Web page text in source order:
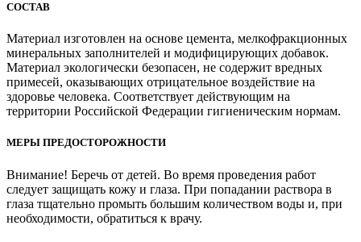
СОСТАВ
Материал изготовлен на основе цемента, мелкофракционных
минеральных заполнителей и модифицирующих добавок.
Материал экологически безопасен, не содержит вредных
примесей, оказывающих отрицательное воздействие на
здоровье человека. Соответствует действующим на
территории Российской Федерации гигиеническим нормам.
МЕРЫ ПРЕДОСТОРОЖНОСТИ
Внимание! Беречь от детей. Во время проведения работ
следует защищать кожу и глаза. При попадании раствора в
глаза тщательно промыть большим количеством воды и, при
необходимости, обратиться к врачу.